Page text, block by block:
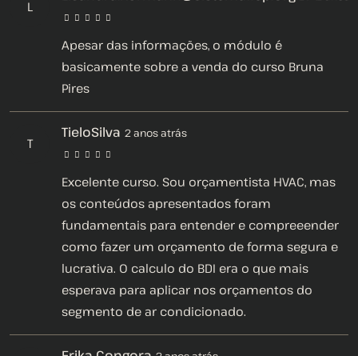
L
Apesar das informações, o módulo é
basicamente sobre a venda do curso Bruna
Pires
T
TieloSilva 2 anos atrás
Excelente curso. Sou orçamentista HVAC, mas
os conteúdos apresentados foram
fundamentais para entender e compreeender
como fazer um orçamento de forma segura e
lucrativa. O calculo do BDI era o que mais
esperava para aplicar nos orçamentos do
segmento de ar condicionado.